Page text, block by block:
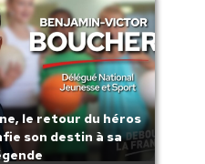
le retour du héros
son destin à sa